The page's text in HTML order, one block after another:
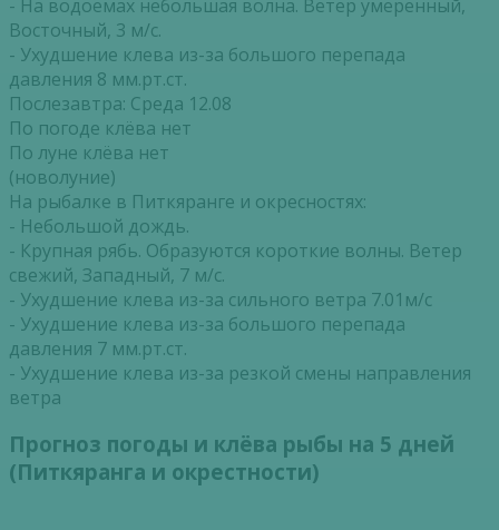
- На водоемах небольшая волна. Ветер умеренный,
Восточный, 3 м/с.
- Ухудшение клева из-за большого перепада
давления 8 мм.рт.ст.
Послезавтра: Среда 12.08
По погоде клёва нет
По луне клёва нет
(новолуние)
На рыбалке в Питкяранге и окресностях:
- Небольшой дождь.
- Крупная рябь. Образуются короткие волны. Ветер
свежий, Западный, 7 м/с.
- Ухудшение клева из-за сильного ветра 7.01м/с
- Ухудшение клева из-за большого перепада
давления 7 мм.рт.ст.
- Ухудшение клева из-за резкой смены направления
ветра
Прогноз погоды и клёва рыбы на 5 дней
(Питкяранга и окрестности)